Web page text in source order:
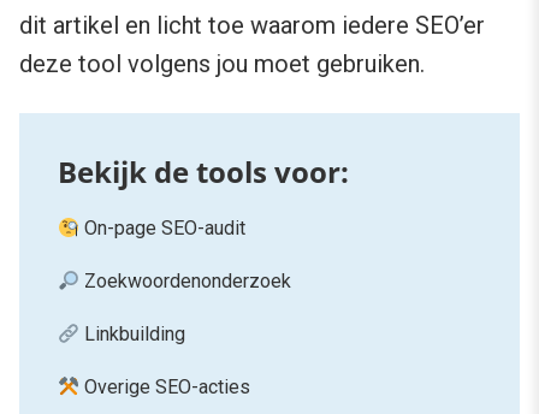
dit artikel en licht toe waarom iedere SEO’er
deze tool volgens jou moet gebruiken.
On-page SEO-audit
Zoekwoordenonderzoek
Linkbuilding
Overige SEO-acties